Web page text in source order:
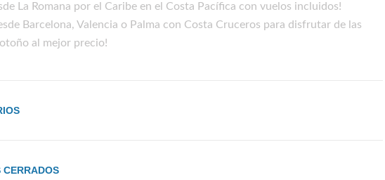
La Romana por el Caribe en el Costa Pacífica con vuelos incluidos!
Barcelona, Valencia o Palma con Costa Cruceros para disfrutar de las
al mejor precio!
CERRADOS